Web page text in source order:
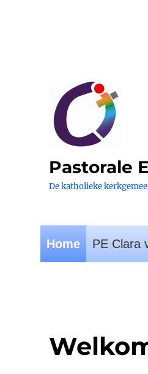
Pastorale
De katholieke
Home PE Clara